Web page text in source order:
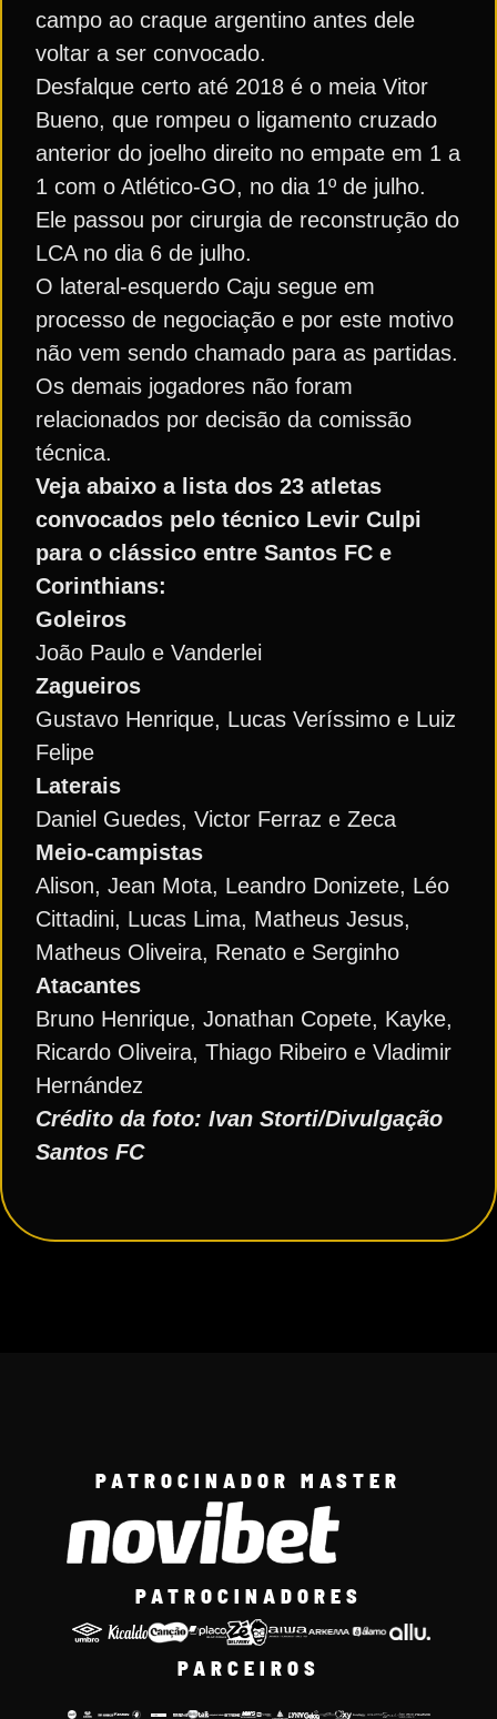
campo ao craque argentino antes dele
voltar a ser convocado.
Desfalque certo até 2018 é o meia Vitor
Bueno, que rompeu o ligamento cruzado
anterior do joelho direito no empate em 1 a
1 com o Atlético-GO, no dia 1º de julho.
Ele passou por cirurgia de reconstrução do
LCA no dia 6 de julho.
O lateral-esquerdo Caju segue em
processo de negociação e por este motivo
não vem sendo chamado para as partidas.
Os demais jogadores não foram
relacionados por decisão da comissão
técnica.
Veja abaixo a lista dos 23 atletas
convocados pelo técnico Levir Culpi
para o clássico entre Santos FC e
Corinthians:
Goleiros
João Paulo e Vanderlei
Zagueiros
Gustavo Henrique, Lucas Veríssimo e Luiz
Felipe
Laterais
Daniel Guedes, Victor Ferraz e Zeca
Meio-campistas
Alison, Jean Mota, Leandro Donizete, Léo
Cittadini, Lucas Lima, Matheus Jesus,
Matheus Oliveira, Renato e Serginho
Atacantes
Bruno Henrique, Jonathan Copete, Kayke,
Ricardo Oliveira, Thiago Ribeiro e Vladimir
Hernández
Crédito da foto: Ivan Storti/Divulgação
Santos FC
PATROCINADOR MASTER
PATROCINADORES
PARCEIROS